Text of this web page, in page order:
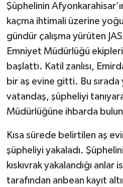
Şüphelinin
kaçma ihtimali üzerine
gündür çalışma yürüten
Emniyet Müdürlüğü
başlattı. Katil zanlısı,
bir aş evine gitti. Bu sırada
vatandaş, şüpheliyi
Müdürlüğüne ihbarda
Kısa sürede belirtilen aş
şüpheliyi yakaladı.
kıskıvrak yakalandığı anlar
tarafından anbean kayıt